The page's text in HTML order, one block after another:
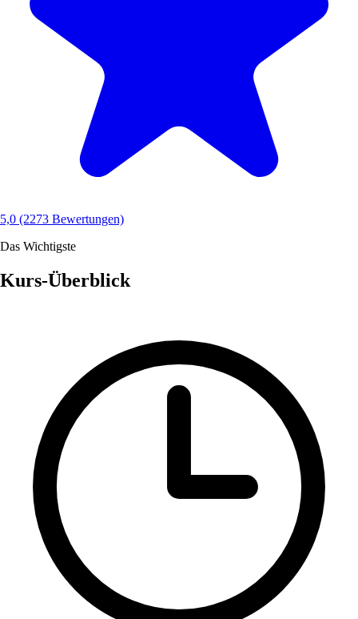
5,0 (2273 Bewertungen)
Das Wichtigste
Kurs-Überblick